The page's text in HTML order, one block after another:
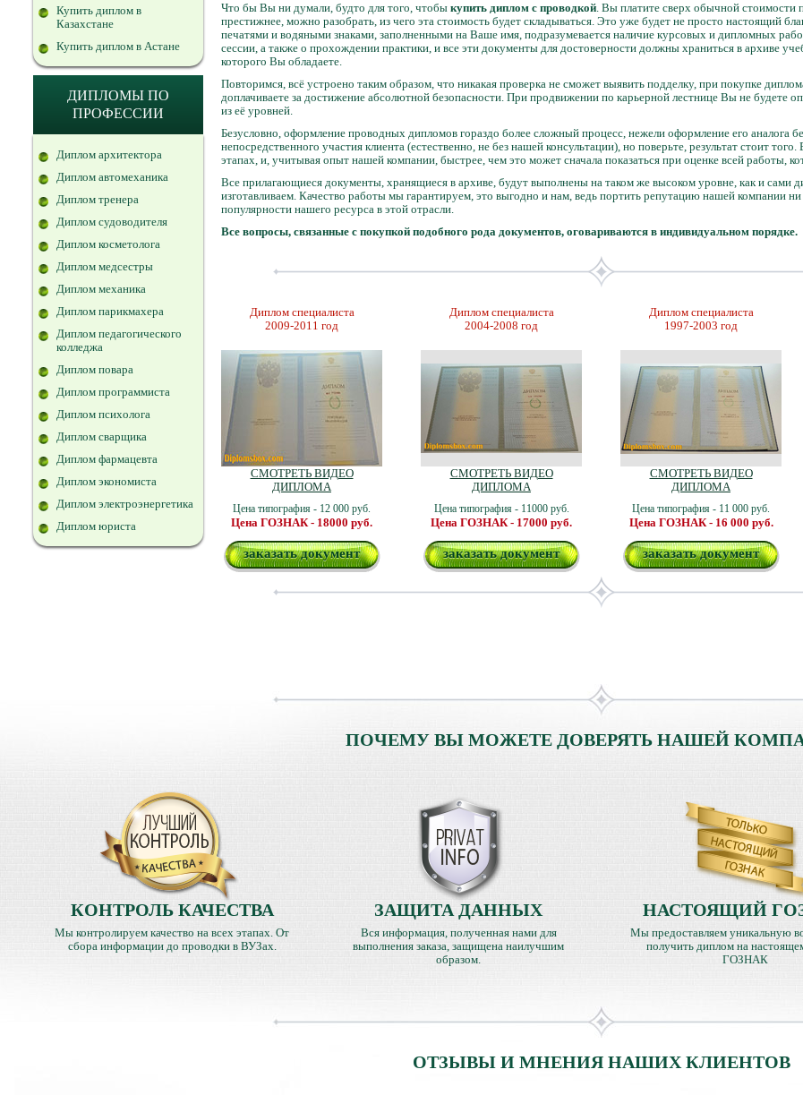
Купить диплом в
Казахстане
Купить диплом в Астане
ДИПЛОМЫ ПО
ПРОФЕССИИ
Диплом архитектора
Диплом автомеханика
Диплом тренера
Диплом судоводителя
Диплом косметолога
Диплом медсестры
Диплом механика
Диплом парикмахера
Диплом педагогического
колледжа
Диплом повара
Диплом программиста
Диплом психолога
Диплом сварщика
Диплом фармацевта
Диплом экономиста
Диплом электроэнергетика
Диплом юриста
Что бы Вы ни думали, будто для того, чтобы купить диплом с проводкой. Вы платите сверх обычной стоимости
престижнее, можно разобрать, из чего эта стоимость будет складываться. Это уже будет не просто настоящий
печатями и водяными знаками, заполненными на Ваше имя, подразумевается наличие курсовых и дипломных
сессии, а также о прохождении практики, и все эти документы для достоверности должны храниться в архиве
которого Вы обладаете.
Повторимся, всё устроено таким образом, что никакая проверка не сможет выявить подделку, при покупке
доплачиваете за достижение абсолютной безопасности. При продвижении по карьерной лестнице Вы не будете
из её уровней.
Безусловно, оформление проводных дипломов гораздо более сложный процесс, нежели оформление его аналога
непосредственного участия клиента (естественно, не без нашей консультации), но поверьте, результат стоит
этапах, и, учитывая опыт нашей компании, быстрее, чем это может сначала показаться при оценке всей работы,
Все прилагающиеся документы, хранящиеся в архиве, будут выполнены на таком же высоком уровне, как и сами
изготавливаем. Качество работы мы гарантируем, это выгодно и нам, ведь портить репутацию нашей компании
популярности нашего ресурса в этой отрасли.
Все вопросы, связанные с покупкой подобного рода документов, оговариваются в индивидуальном порядке.
Диплом специалиста
2009-2011 год
СМОТРЕТЬ ВИДЕО
ДИПЛОМА
Цена типография - 12 000 руб.
Цена ГОЗНАК - 18000 руб.
заказать документ
Диплом специалиста
2004-2008 год
СМОТРЕТЬ ВИДЕО
ДИПЛОМА
Цена типография - 11000 руб.
Цена ГОЗНАК - 17000 руб.
заказать документ
Диплом специалиста
1997-2003 год
СМОТРЕТЬ ВИДЕО
ДИПЛОМА
Цена типография - 11 000 руб.
Цена ГОЗНАК - 16 000 руб.
заказать документ
ПОЧЕМУ ВЫ МОЖЕТЕ ДОВЕРЯТЬ НАШЕЙ
КОНТРОЛЬ КАЧЕСТВА
Мы контролируем качество на всех этапах. От
сбора информации до проводки в ВУЗах.
ЗАЩИТА ДАННЫХ
Вся информация, полученная нами для
выполнения заказа, защищена наилучшим
образом.
НАСТОЯЩИЙ
Мы предоставляем уникальную
получить диплом на
ГОЗНАК
ОТЗЫВЫ И МНЕНИЯ НАШИХ КЛИЕНТОВ